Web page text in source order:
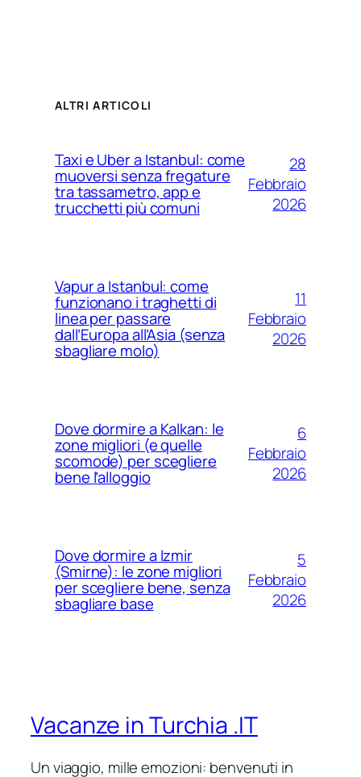
ALTRI ARTICOLI
Taxi e Uber a Istanbul: come
muoversi senza fregature
tra tassametro, app e
trucchetti più comuni
28
Febbraio
2026
Vapur a Istanbul: come
funzionano i traghetti di
linea per passare
dall’Europa all’Asia (senza
sbagliare molo)
11
Febbraio
2026
Dove dormire a Kalkan: le
zone migliori (e quelle
scomode) per scegliere
bene l’alloggio
6
Febbraio
2026
Dove dormire a Izmir
(Smirne): le zone migliori
per scegliere bene, senza
sbagliare base
5
Febbraio
2026
Vacanze in Turchia .IT
Un viaggio, mille emozioni: benvenuti in